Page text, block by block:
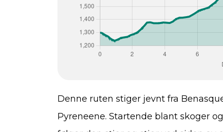
Denne ruten stiger jevnt fra
Pyreneene. Startende blant skoger